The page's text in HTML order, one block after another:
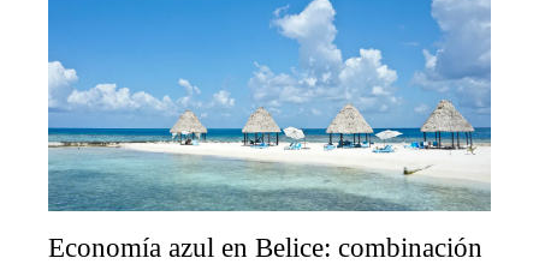
Economía azul en Belice: combinación